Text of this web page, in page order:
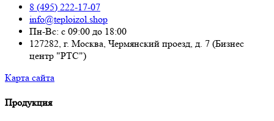
8 (495) 222-17-07
info@teploizol.shop
Пн-Вс: с 09:00 до 18:00
127282, г. Москва, Чермянский проезд, д. 7 (Бизнес
центр "РТС")
Карта сайта
Продукция